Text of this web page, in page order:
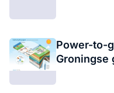
Power-to-
Groningse